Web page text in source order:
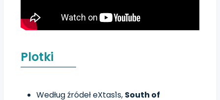
Plotki
Według źródeł eXtas1s, South of